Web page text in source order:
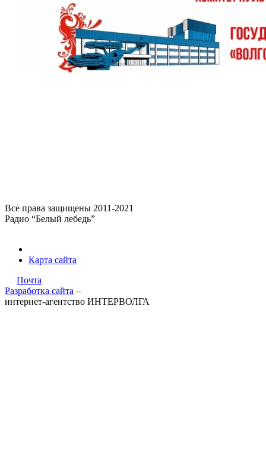
Все права защищены 2011-2021
Радио “Белый лебедь”
Карта сайта
Почта
Разработка сайта –
интернет-агентство ИНТЕРВОЛГА